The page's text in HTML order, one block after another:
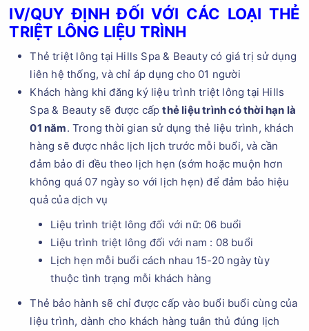
IV/QUY ĐỊNH ĐỐI VỚI CÁC LOẠI THẺ
TRIỆT LÔNG LIỆU TRÌNH
Thẻ triệt lông tại Hills Spa & Beauty có giá trị sử dụng
liên hệ thống, và chỉ áp dụng cho 01 người
Khách hàng khi đăng ký liệu trình triệt lông tại Hills
Spa & Beauty sẽ được cấpthẻ liệu trình có thời hạn là
01 năm. Trong thời gian sử dụng thẻ liệu trình, khách
hàng sẽ được nhắc lịch lịch trước mỗi buổi, và cần
đảm bảo đi đều theo lịch hẹn (sớm hoặc muộn hơn
không quá 07 ngày so với lịch hẹn) để đảm bảo hiệu
quả của dịch vụ
Liệu trình triệt lông đối với nữ: 06 buổi
Liệu trình triệt lông đối với nam : 08 buổi
Lịch hẹn mỗi buổi cách nhau 15-20 ngày tùy
thuộc tình trạng mỗi khách hàng
Thẻ bảo hành sẽ chỉ được cấp vào buổi buổi cùng của
liệu trình, dành cho khách hàng tuân thủ đúng lịch